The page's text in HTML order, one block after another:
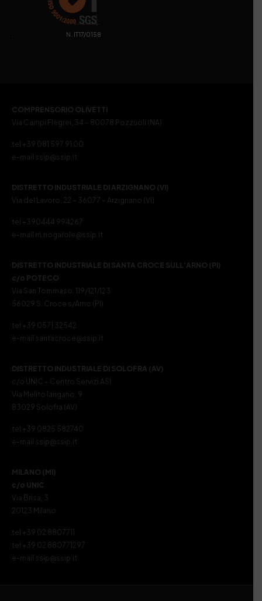
. N. IT17/0158
COMPRENSORIO OLIVETTI
Via Campi Flegrei, 34 – 80078 Pozzuoli (NA)
tel +39 081 597 91 00
e-mail ssip@ssip.it
DISTRETTO INDUSTRIALE DI ARZIGNANO (VI)
Via del Lavoro, 22 – 36077 – Arzignano (VI)
tel +390444 994267
e-mail m.nogarole@ssip.it
DISTRETTO INDUSTRIALE DI SANTA CROCE SULL’ARNO (PI)
c/o POTECO
Via San Tommaso, 119/121/123
56029 S. Croce s/Arno (PI)
tel +39 0571 32542
e-mail santacroce@ssip.it
DISTRETTO INDUSTRIALE DI SOLOFRA (AV)
c/o UNIC – Centro Servizi ASI
Via Melito Iangano, 9
83029 Solofra (AV)
tel +39 0825 582740
e-mail ssip@ssip.it
MILANO (MI)
c/o UNIC
Via Brisa, 3
20123 Milano
tel +39 02 8807711
tel +39 02 880771297
e-mail ssip@ssip.it